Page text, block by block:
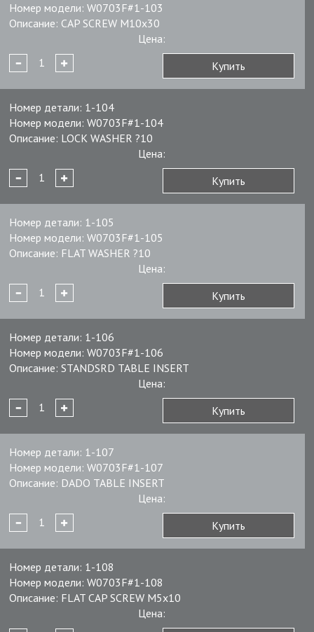
Номер модели: W0703F#1-103
Описание: CAP SCREW M10x30
Цена:
Купить
Номер детали: 1-104
Номер модели: W0703F#1-104
Описание: LOCK WASHER ?10
Цена:
Купить
Номер детали: 1-105
Номер модели: W0703F#1-105
Описание: FLAT WASHER ?10
Цена:
Купить
Номер детали: 1-106
Номер модели: W0703F#1-106
Описание: STANDSRD TABLE INSERT
Цена:
Купить
Номер детали: 1-107
Номер модели: W0703F#1-107
Описание: DADO TABLE INSERT
Цена:
Купить
Номер детали: 1-108
Номер модели: W0703F#1-108
Описание: FLAT CAP SCREW M5x10
Цена: